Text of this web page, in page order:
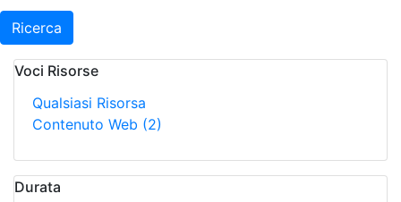
Ricerca
Voci Risorse
Qualsiasi Risorsa
Contenuto Web (2)
Durata